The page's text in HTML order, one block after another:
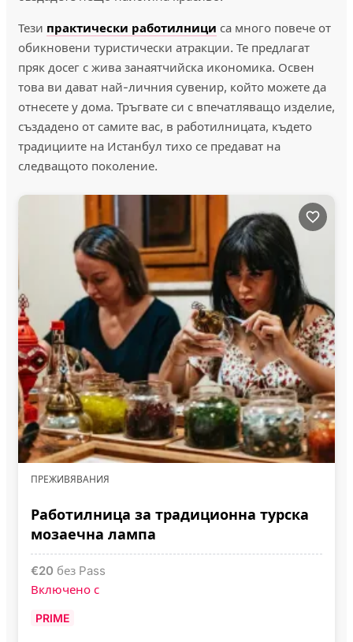
Тези практически работилници са много повече от
обикновени туристически атракции. Те предлагат
пряк досег с жива занаятчийска икономика. Освен
това ви дават най-личния сувенир, който можете да
отнесете у дома. Тръгвате си с впечатляващо изделие,
създадено от самите вас, в работилницата, където
традициите на Истанбул тихо се предават на
следващото поколение.
ПРЕЖИВЯВАНИЯ
Работилница за традиционна турска
мозаечна лампа
€20 без Pass
Включено с
PRIME